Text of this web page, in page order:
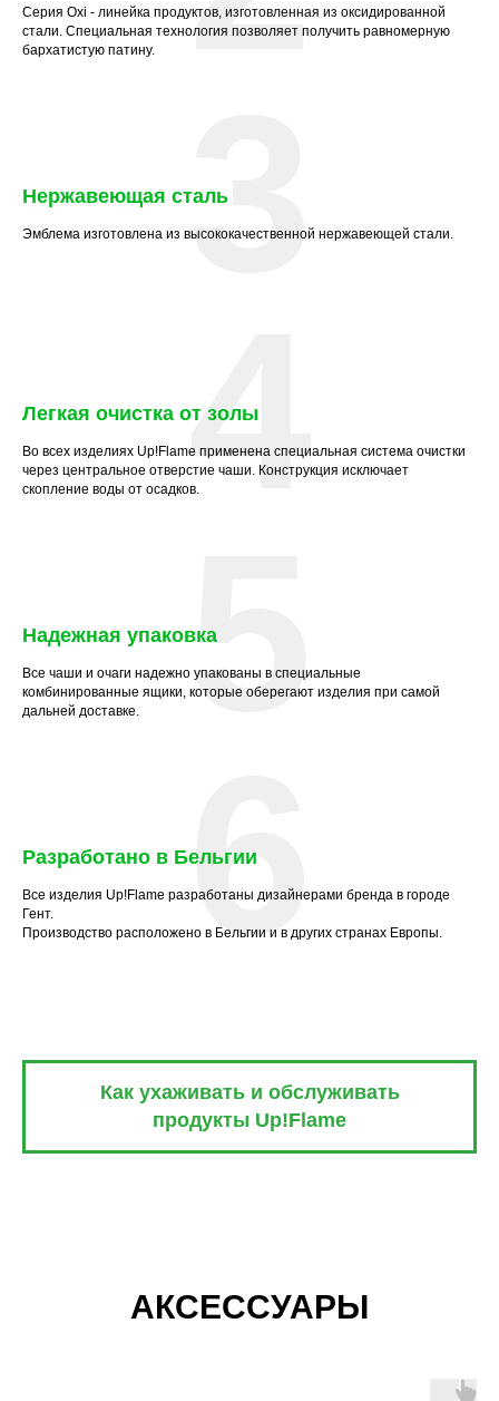
Серия Oxi - линейка продуктов, изготовленная из оксидированной
стали. Специальная технология позволяет получить равномерную
бархатистую патину.
Нержавеющая сталь
Эмблема изготовлена из высококачественной нержавеющей стали.
3
Легкая очистка от золы
Во всех изделиях Up!Flame применена специальная система очистки
через центральное отверстие чаши. Конструкция исключает
скопление воды от осадков.4
Надежная упаковка
Все чаши и очаги надежно упакованы в специальные
комбинированные ящики, которые оберегают изделия при самой
дальней доставке.
5
Разработано в Бельгии
Все изделия Up!Flame разработаны дизайнерами бренда в городе
Гент.
Производство расположено в Бельгии и в других странах Европы.
6
Как ухаживать и обслуживать
продукты Up!Flame
АКСЕССУАРЫ